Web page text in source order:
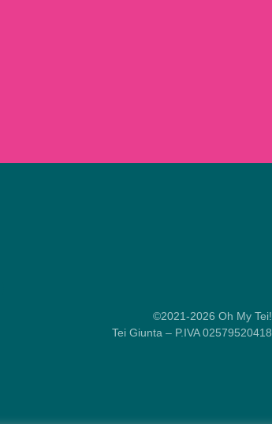
©2021-2026 Oh My Tei!
Tei Giunta – P.IVA 02579520418